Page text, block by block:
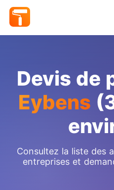
Devis de
Eybens
Consultez la liste des
entreprises et